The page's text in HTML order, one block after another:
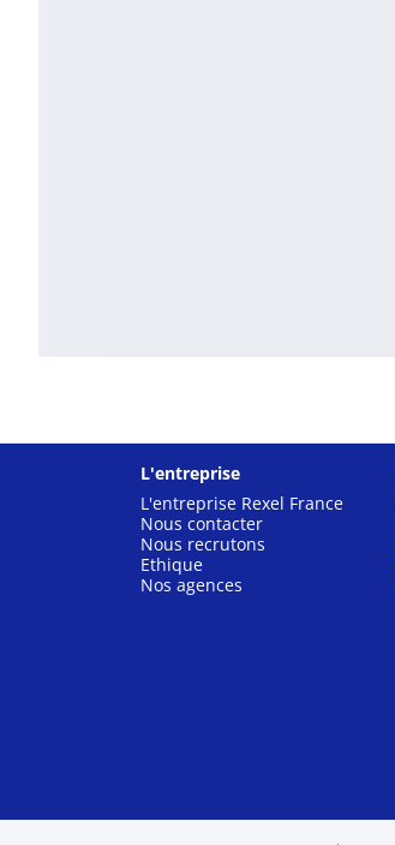
L'entreprise
L'entreprise Rexel France
Nous contacter
Nous recrutons
Ethique
Nos agences